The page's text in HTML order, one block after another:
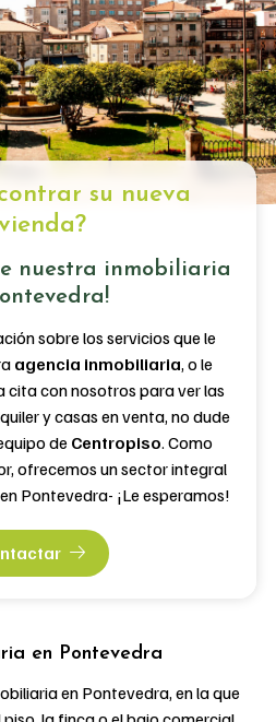
su nueva
nuestra inmobiliaria
sobre los servicios que le
agencia inmobiliaria, o le
cita con nosotros para ver las
y casas en venta, no dude
de Centropiso. Como
ofrecemos un sector integral
Pontevedra- ¡Le esperamos!
en Pontevedra
en Pontevedra, en la que